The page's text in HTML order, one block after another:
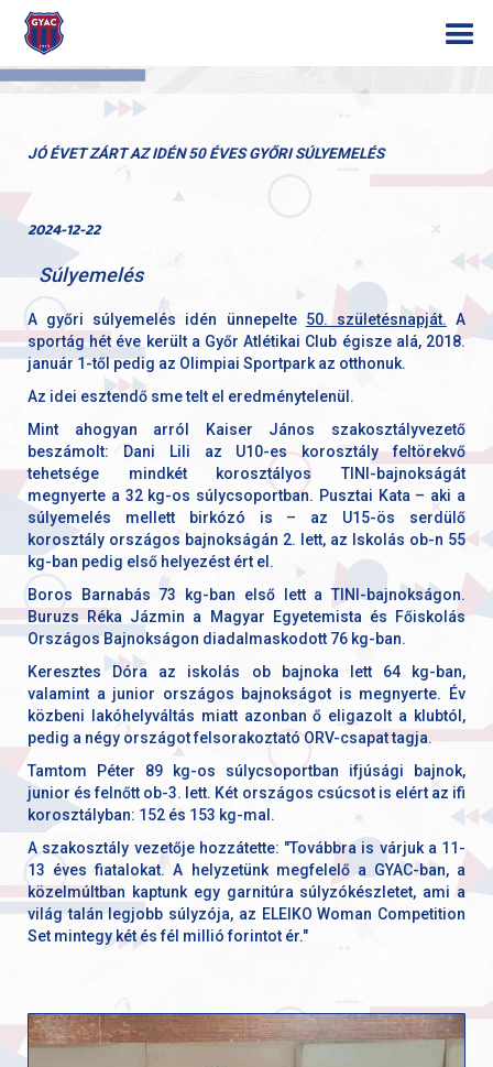
JÓ ÉVET ZÁRT AZ IDÉN 50 ÉVES GYŐRI SÚLYEMELÉS
2024-12-22
Súlyemelés
A győri súlyemelés idén ünnepelte 50. születésnapját. A
sportág hét éve került a Győr Atlétikai Club égisze alá, 2018.
január 1-től pedig az Olimpiai Sportpark az otthonuk.
Az idei esztendő sme telt el eredménytelenül.
Mint ahogyan arról Kaiser János szakosztályvezető
beszámolt: Dani Lili az U10-es korosztály feltörekvő
tehetsége mindkét korosztályos TINI-bajnokságát
megnyerte a 32 kg-os súlycsoportban. Pusztai Kata – aki a
súlyemelés mellett birkózó is – az U15-ös serdülő
korosztály országos bajnokságán 2. lett, az Iskolás ob-n 55
kg-ban pedig első helyezést ért el.
Boros Barnabás 73 kg-ban első lett a TINI-bajnokságon.
Buruzs Réka Jázmin a Magyar Egyetemista és Főiskolás
Országos Bajnokságon diadalmaskodott 76 kg-ban.
Keresztes Dóra az iskolás ob bajnoka lett 64 kg-ban,
valamint a junior országos bajnokságot is megnyerte. Év
közbeni lakóhelyváltás miatt azonban ő eligazolt a klubtól,
pedig a négy országot felsorakoztató ORV-csapat tagja.
Tamtom Péter 89 kg-os súlycsoportban ifjúsági bajnok,
junior és felnőtt ob-3. lett. Két országos csúcsot is elért az ifi
korosztályban: 152 és 153 kg-mal.
A szakosztály vezetője hozzátette: "Továbbra is várjuk a 11-
13 éves fiatalokat. A helyzetünk megfelelő a GYAC-ban, a
közelmúltban kaptunk egy garnitúra súlyzókészletet, ami a
világ talán legjobb súlyzója, az ELEIKO Woman Competition
Set mintegy két és fél millió forintot ér."